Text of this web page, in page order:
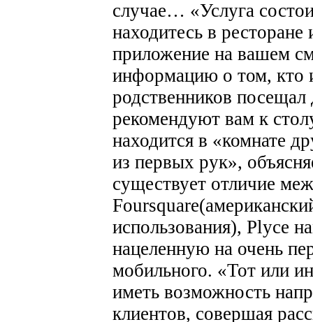
случае… «Услуга
находитесь в ресторане
приложение на вашем
информацию о том, кто
родственников посещал
рекомендуют вам к
находится в «комнате
из первых рук»,
существует отличие
использования), Plyce
нацеленную на очень
мобильного. «Тот или
иметь возможность
клиентов, совершая